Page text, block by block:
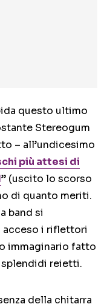
questo ultimo
Stereogum
– all’undicesimo
più attesi di
” (uscito lo scorso
di quanto meriti.
band si
acceso i riflettori
immaginario fatto
splendidi reietti.
della chitarra